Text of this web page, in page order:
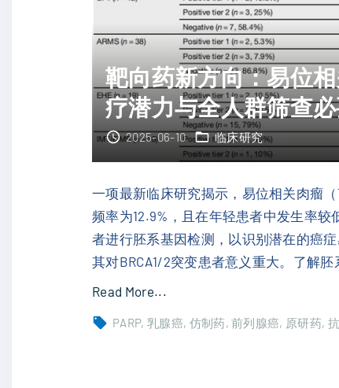
纳
米
物
协
增
铁
死
亡
，
阴
靶向药新方向：易位
疗潜力与全人群筛查
2025-06-10 临床研究
一项最新临床研究揭示，易位相关肉瘤
频率为12.9%，且在年轻患者中发生率
者进行胚系基因检测，以识别潜在的癌
其对BRCA1/2突变患者意义重大。了解
Read More...
PARP 乳腺癌 仿制药 前列腺癌 原研药